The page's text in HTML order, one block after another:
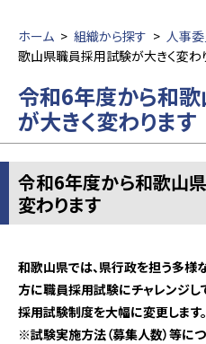
ホーム > 組織から探す > 人事
歌山県職員採用試験が大きく変わ
令和6年度から和
が大きく変わります
令和6年度から和歌山
変わります
和歌山県では、県行政を担う多様
方に職員採用試験にチャレンジし
採用試験制度を大幅に変更します。
※試験実施方法（募集人数）等に